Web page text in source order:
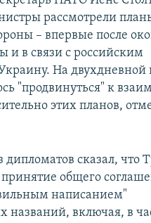
рассмотрели
– впервые после
и в связи с российским
На двухдневной
"продвинуться" к
этих планов,
дипломатов сказал, что
общего
написанием"
названий, включая, в